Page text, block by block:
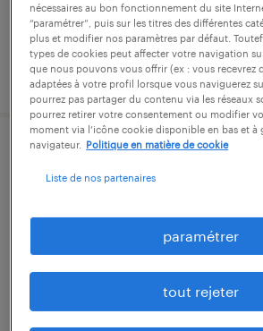
publié le 10 novembre 2025
administrateur réseau-
45 000 € - 50 000 € par
nécessaires au bon fonctionnement du site
“paramétrer”, puis sur les titres des différentes
plus et modifier nos paramètres par défaut.
types de cookies peut affecter votre navigation
que nous pouvons vous offrir (ex : vous recevrez
adaptées à votre profil lorsque vous naviguerez
pourrez pas partager du contenu via les réseaux
pourrez retirer votre consentement ou modifier
moment via l’icône cookie disponible en bas et à
navigateur.
Politique en matière de cookie
Liste de nos partenaires
paramétrer
tout rejeter